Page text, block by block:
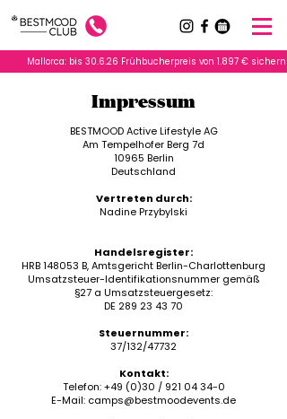
Mallorca: bis 30.6.26 Frühbucherpreis von 1.897 € sichern
Impressum
BESTMOOD Active Lifestyle AG
Am Tempelhofer Berg 7d
10965 Berlin
Deutschland
Vertreten durch:
Nadine Przybylski
Handelsregister:
HRB 148053 B, Amtsgericht Berlin-Charlottenburg
Umsatzsteuer-Identifikationsnummer gemäß
§27 a Umsatzsteuergesetz:
DE 289 23 43 70
Steuernummer:
37/132/47732
Kontakt:
Telefon: +49 (0)30 / 921 04 34-0
E-Mail: camps@bestmoodevents.de